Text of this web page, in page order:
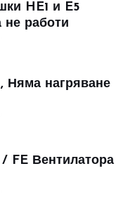
HE1 и E5
не работи
Няма нагряване
FE Вентилатора